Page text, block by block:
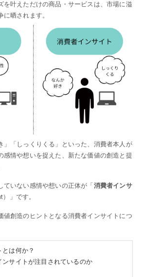
を叶えただけの商品・サービスは、市場に溢
晒されます。
」「しっくりくる」といった、消費者本人が
感情や想いを捉えた、新たな価値の創造と提
ていない感情や想いの正体が「 消費者インサ
）」です。
値創造のヒントとなる消費者インサイトにつ
は何か？
ンサイトが注目されているのか